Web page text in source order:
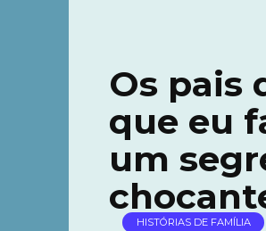
Os pais
que eu
um
HISTÓRIAS DE FAMÍLIA